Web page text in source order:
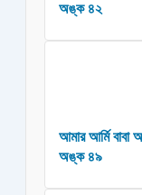
অঙ্ক ৪২
আমার আর্মি বাবা
অঙ্ক ৪৯